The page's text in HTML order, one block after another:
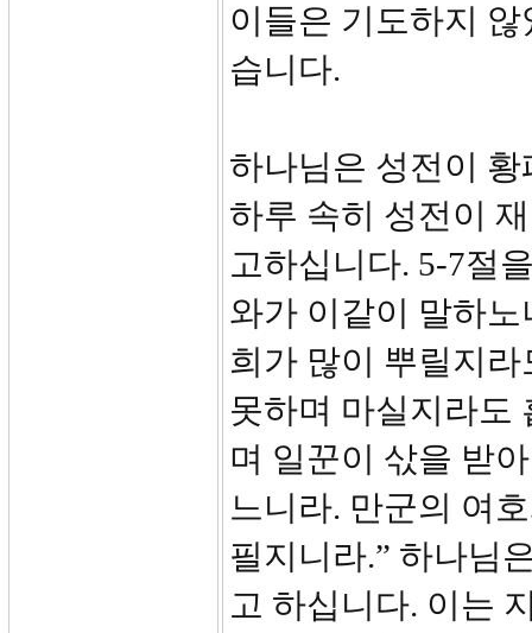
이들은 기도하지
습니다.
하나님은 성전이
하루 속히 성전이
고하십니다. 5-7절
와가 이같이 말하
희가 많이 뿌릴지
못하며 마실지라도
며 일꾼이 삯을 받
느니라. 만군의 여
필지니라.” 하나님
고 하십니다. 이는